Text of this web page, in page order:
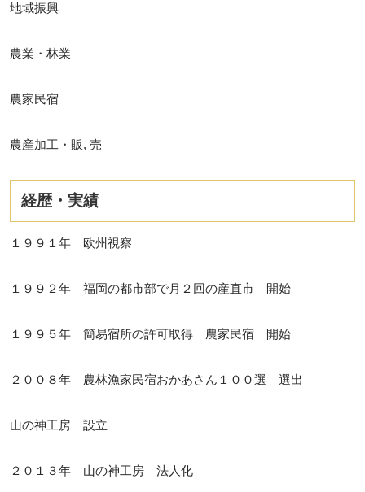
地域振興
農業・林業
農家民宿
農産加工・販, 売
経歴・実績
１９９１年 欧州視察
１９９２年 福岡の都市部で月２回の産直市 開始
１９９５年 簡易宿所の許可取得 農家民宿 開始
２００８年 農林漁家民宿おかあさん１００選 選出
山の神工房 設立
２０１３年 山の神工房 法人化